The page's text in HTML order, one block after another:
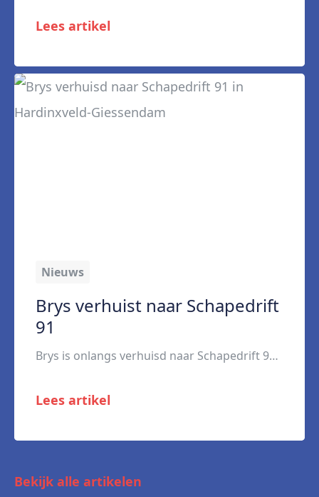
Lees artikel
Nieuws
Brys verhuist naar Schapedrift
91
Brys is onlangs verhuisd naar Schapedrift 91 in Hardinxveld-Giessendam. Vanuit dit nieuwe hoofdkantoor van de recruitmentlabels kan nog beter worden samengewerkt met collega’s. “Door de centrale ligging en de aanwezigheid van verschillende labels en afdelingen onder één dak kunnen we efficiënter samenwerken en kennis gemakkelijker delen.” De verhuizing sluit volgens manager Johan Scheurwater goed aan […]
Lees artikel
Bekijk alle artikelen